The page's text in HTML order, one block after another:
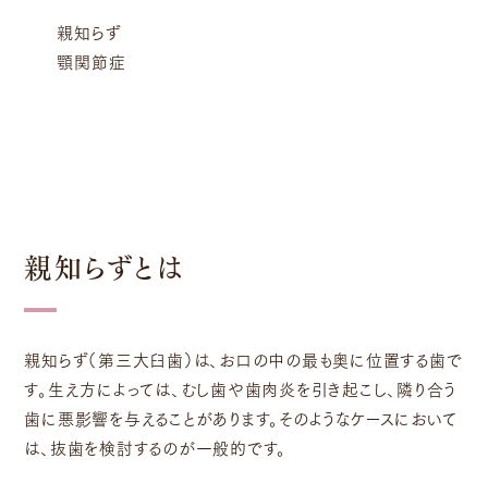
親知らず
顎関節症
親知らずとは
親知らず（第三大臼歯）は、お口の中の最も奥に位置する歯で
す。生え方によっては、むし歯や歯肉炎を引き起こし、隣り合う
歯に悪影響を与えることがあります。そのようなケースにおいて
は、抜歯を検討するのが一般的です。